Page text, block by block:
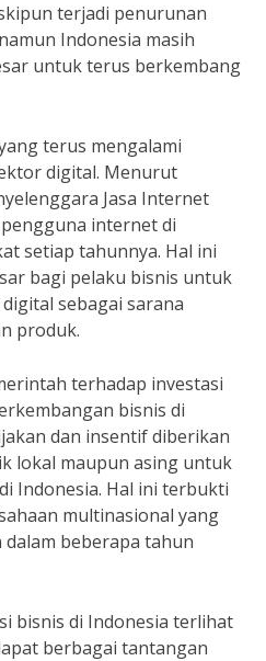
terjadi penurunan
Indonesia masih
untuk terus berkembang
terus mengalami
digital. Menurut
Jasa Internet
pengguna internet di
setiap tahunnya. Hal ini
bagi pelaku bisnis untuk
sebagai sarana
produk.
terhadap investasi
bisnis di
dan insentif diberikan
lokal maupun asing untuk
Indonesia. Hal ini terbukti
multinasional yang
beberapa tahun
bisnis di Indonesia terlihat
berbagai tantangan